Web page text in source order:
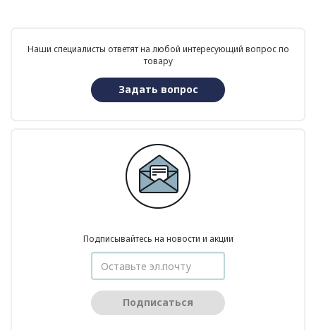
Наши специалисты ответят на любой интересующий вопрос по
товару
Задать вопрос
Подписывайтесь на новости и акции
Подписаться